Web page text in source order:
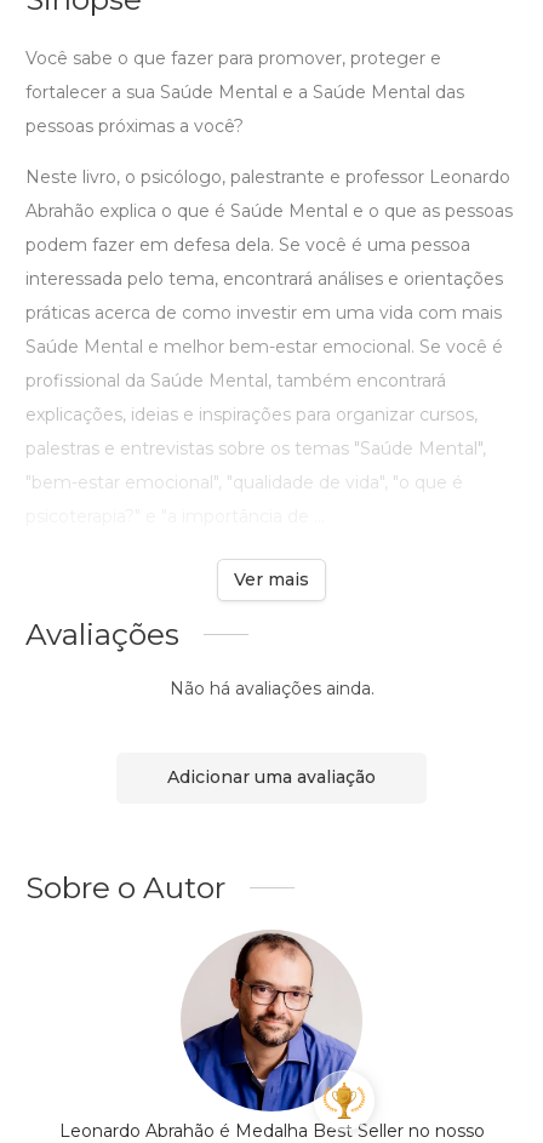
Você sabe o que fazer para promover, proteger e
fortalecer a sua Saúde Mental e a Saúde Mental das
pessoas próximas a você?
Neste livro, o psicólogo, palestrante e professor Leonardo
Abrahão explica o que é Saúde Mental e o que as pessoas
podem fazer em defesa dela. Se você é uma pessoa
interessada pelo tema, encontrará análises e orientações
práticas acerca de como investir em uma vida com mais
Saúde Mental e melhor bem-estar emocional. Se você é
profissional da Saúde Mental, também encontrará
explicações, ideias e inspirações para organizar cursos,
palestras e entrevistas sobre os temas "Saúde Mental",
"bem-estar emocional", "qualidade de vida", "o que é
Ver mais
Avaliações
Não há avaliações ainda.
Adicionar uma avaliação
Sobre o Autor
Leonardo Abrahão é Medalha Best Seller no nosso